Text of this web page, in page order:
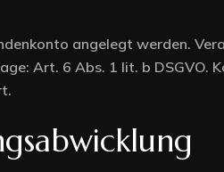
angelegt werden.
Art. 6 Abs. 1 lit. b DSGVO.